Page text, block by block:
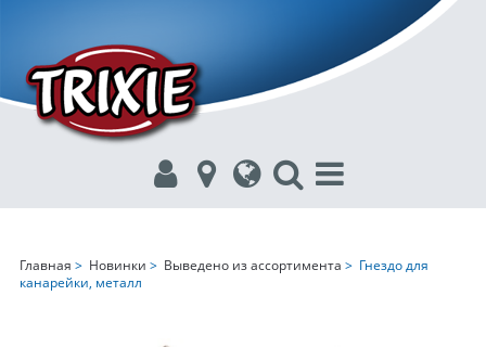
Главная > Новинки > Выведено из ассортимента > Гнездо для
канарейки, металл